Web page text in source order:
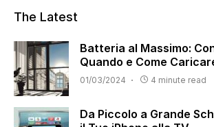
The Latest
Batteria al Massimo:
Quando e Come
01/03/2024 4 minute read
Da Piccolo a Grande